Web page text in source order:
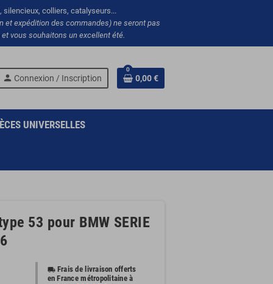
silencieux, colliers, catalyseurs...
et expédition des commandes) ne seront pas
vous souhaitons un excellent été.
person Connexion / Inscription
0
0,00 €
UNIVERSELLES
53 pour BMW SERIE
local_shippingFrais de livraison offerts
en France métropolitaine à